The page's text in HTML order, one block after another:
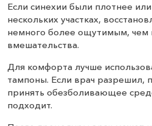
Если синехии были плотнее
нескольких участках,
немного более ощутимым, чем
вмешательства.
Для комфорта лучше
тампоны. Если врач разрешил,
принять обезболивающее
подходит.